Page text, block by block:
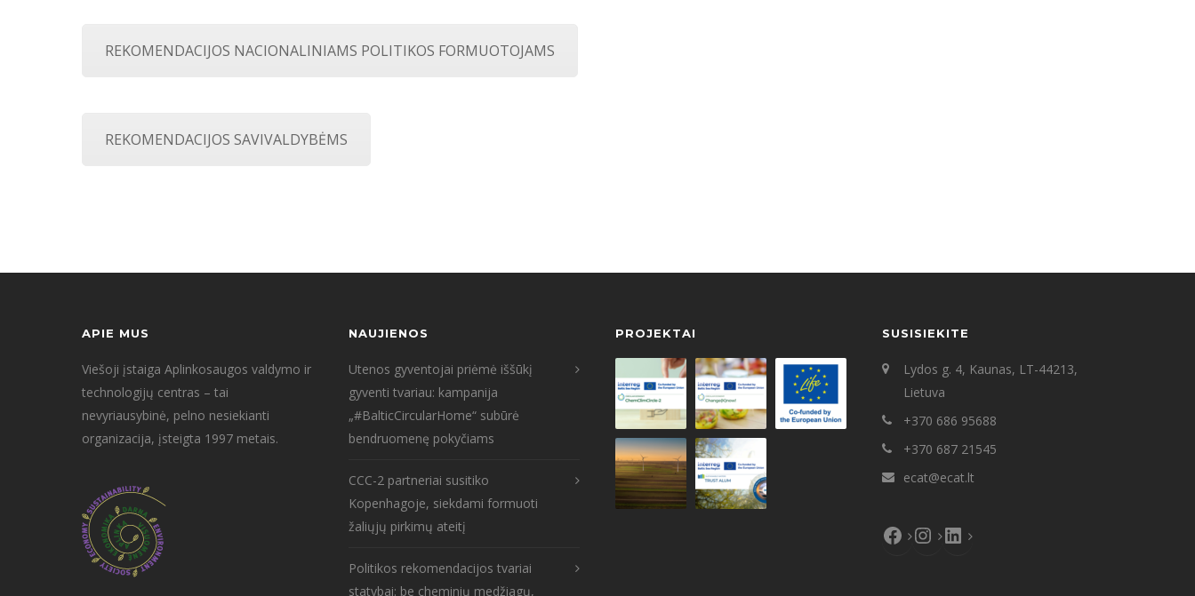
REKOMENDACIJOS NACIONALINIAMS POLITIKOS FORMUOTOJAMS
REKOMENDACIJOS SAVIVALDYBĖMS
APIE MUS
Viešoji įstaiga Aplinkosaugos valdymo ir
technologijų centras – tai
nevyriausybinė, pelno nesiekianti
organizacija, įsteigta 1997 metais.
NAUJIENOS
Utenos gyventojai priėmė iššūkį
gyventi tvariau: kampanija
„#BalticCircularHome“ subūrė
bendruomenę pokyčiams
CCC-2 partneriai susitiko
Kopenhagoje, siekdami formuoti
žaliųjų pirkimų ateitį
Politikos rekomendacijos tvariai
statybai: be cheminių medžiagų,
PROJEKTAI SUSISIEKITE
Lydos g. 4, Kaunas, LT-44213,
Lietuva
+370 686 95688
+370 687 21545
ecat@ecat.lt
Facebook
Instagram